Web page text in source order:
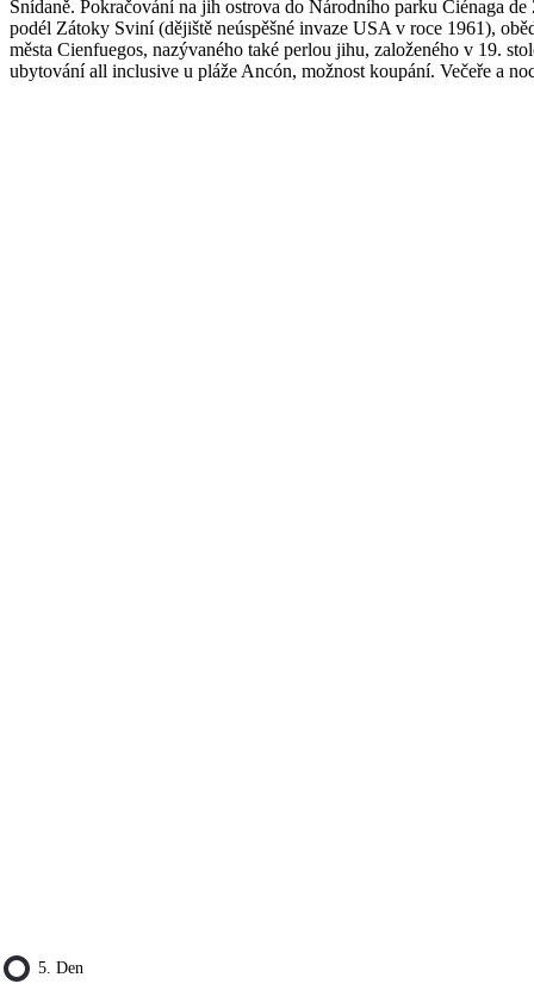
Snídaně. Pokračování na jih ostrova do Národního parku Ciénaga
podél Zátoky Sviní (dějiště neúspěšné invaze USA v roce 1961),
města Cienfuegos, nazývaného také perlou jihu, založeného v 19.
ubytování all inclusive u pláže Ancón, možnost koupání. Večeře a
5. Den